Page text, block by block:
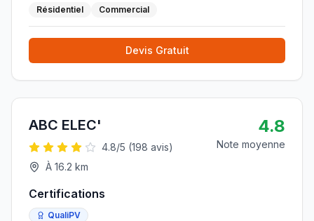
Résidentiel Commercial
Devis Gratuit
ABC ELEC'
4.8/5 (198 avis)
À 16.2 km
4.8
Note moyenne
Certifications
QualiPV